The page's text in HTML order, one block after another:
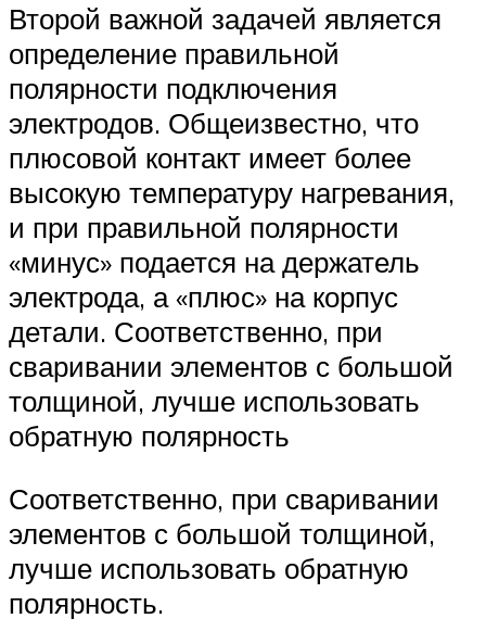
Второй важной задачей является
определение правильной
полярности подключения
электродов. Общеизвестно, что
плюсовой контакт имеет более
высокую температуру нагревания,
и при правильной полярности
«минус» подается на держатель
электрода, а «плюс» на корпус
детали. Соответственно, при
сваривании элементов с большой
толщиной, лучше использовать
обратную полярность
Соответственно, при сваривании
элементов с большой толщиной,
лучше использовать обратную
полярность.